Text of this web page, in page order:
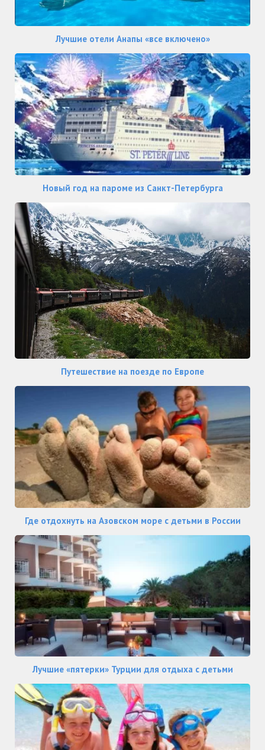
Лучшие отели Анапы «все включено»
Новый год на пароме из Санкт-Петербурга
Путешествие на поезде по Европе
Где отдохнуть на Азовском море с детьми в России
Лучшие «пятерки» Турции для отдыха с детьми